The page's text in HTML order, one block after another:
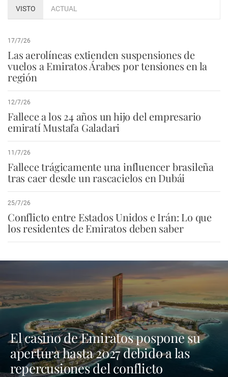
VISTO ACTUAL
17/7/26
Las aerolíneas extienden suspensiones de
vuelos a Emiratos Árabes por tensiones en la
región
12/7/26
Fallece a los 24 años un hijo del empresario
emiratí Mustafa Galadari
11/7/26
Fallece trágicamente una influencer brasileña
tras caer desde un rascacielos en Dubái
25/7/26
Conflicto entre Estados Unidos e Irán: Lo que
los residentes de Emiratos deben saber
El casino de Emiratos pospone su
apertura hasta 2027 debido a las
repercusiones del conflicto